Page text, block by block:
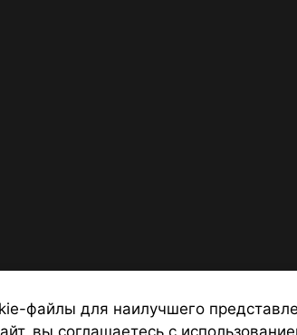
файлы для наилучшего
вы соглашаетесь с